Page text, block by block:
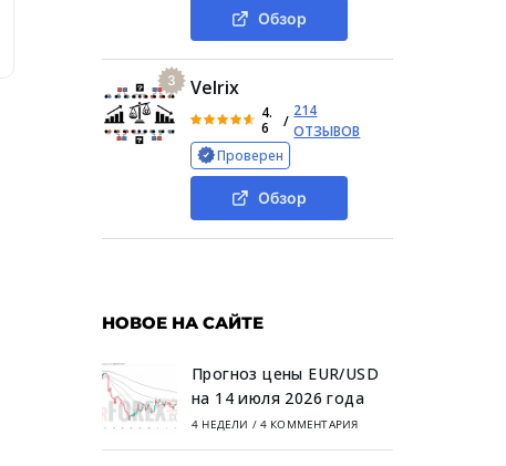
Торговый советник «Атом»: настоящие отзывы
Обзор
3 Velrix
4.
6
/
214
ОТЗЫВОВ
Проверен
Обзор
НОВОЕ НА САЙТЕ
Прогноз цены EUR/USD
на 14 июля 2026 года
4 НЕДЕЛИ / 4 КОММЕНТАРИЯ